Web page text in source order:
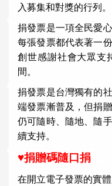
入募集和對獎的行列。
捐發票是一項全民愛
每張發票都代表著一
創世感謝社會大眾支
間。
捐發票是台灣獨有的
端發票漸普及，但捐
仍可隨時、隨地、隨
續支持。
♥捐贈碼隨口捐
在開立電子發票的實